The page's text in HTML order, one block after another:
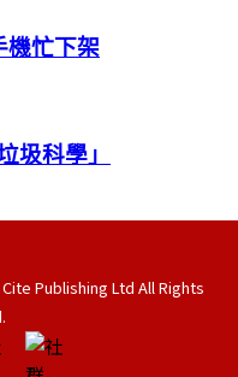
忙下架
圾科學」
Publishing Ltd All Rights